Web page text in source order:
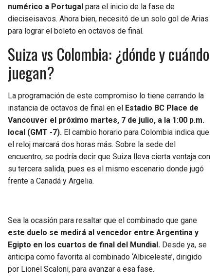
numérico a Portugal para el inicio de la fase de
dieciseisavos. Ahora bien, necesitó de un solo gol de Arias
para lograr el boleto en octavos de final.
Suiza vs Colombia: ¿dónde y cuándo
juegan?
La programación de este compromiso lo tiene cerrando la
instancia de octavos de final en el Estadio BC Place de
Vancouver el próximo martes, 7 de julio, a la 1:00 p.m.
local (GMT -7). El cambio horario para Colombia indica que
el reloj marcará dos horas más. Sobre la sede del
encuentro, se podría decir que Suiza lleva cierta ventaja con
su tercera salida, pues es el mismo escenario donde jugó
frente a Canadá y Argelia.
Sea la ocasión para resaltar que el combinado que gane
este duelo se medirá al vencedor entre Argentina y
Egipto en los cuartos de final del Mundial. Desde ya, se
anticipa como favorita al combinado ‘Albiceleste’, dirigido
por Lionel Scaloni, para avanzar a esa fase.